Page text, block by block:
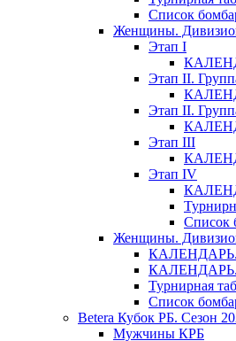
Список
Женщины.
Этап I
Этап II.
Этап II.
Этап III
Этап IV
Список
Женщины.
КАЛЕНДАРЬ.
КАЛЕНДАРЬ.
Турнирная
Список
Betera Кубок РБ. Сезон
Мужчины КРБ